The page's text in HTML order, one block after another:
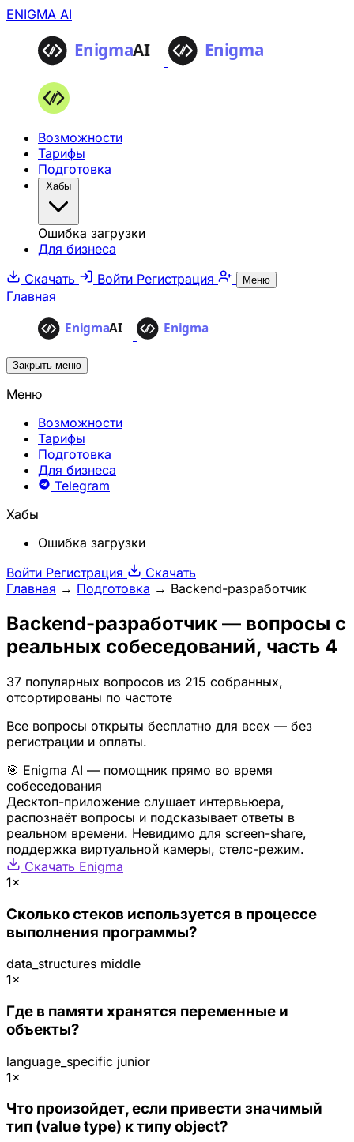
ENIGMA AI
Возможности
Тарифы
Подготовка
Хабы
Ошибка загрузки
Для бизнеса
Скачать
Войти Регистрация Меню
Главная
Закрыть меню
Меню
Возможности
Тарифы
Подготовка
Для бизнеса
Telegram
Хабы
Ошибка загрузки
Войти Регистрация
Скачать
Главная → Подготовка → Backend-разработчик
Backend-разработчик — вопросы с
реальных собеседований, часть 4
37 популярных вопросов из 215 собранных,
отсортированы по частоте
Все вопросы открыты бесплатно для всех — без
регистрации и оплаты.
🎯 Enigma AI — помощник прямо во время
собеседования
Десктоп-приложение слушает интервьюера,
распознаёт вопросы и подсказывает ответы в
реальном времени. Невидимо для screen-share,
поддержка виртуальной камеры, стелс-режим.
Скачать Enigma
1×
Сколько стеков используется в процессе
выполнения программы?
data_structures middle
1×
Где в памяти хранятся переменные и
объекты?
language_specific junior
1×
Что произойдет, если привести значимый
тип (value type) к типу object?